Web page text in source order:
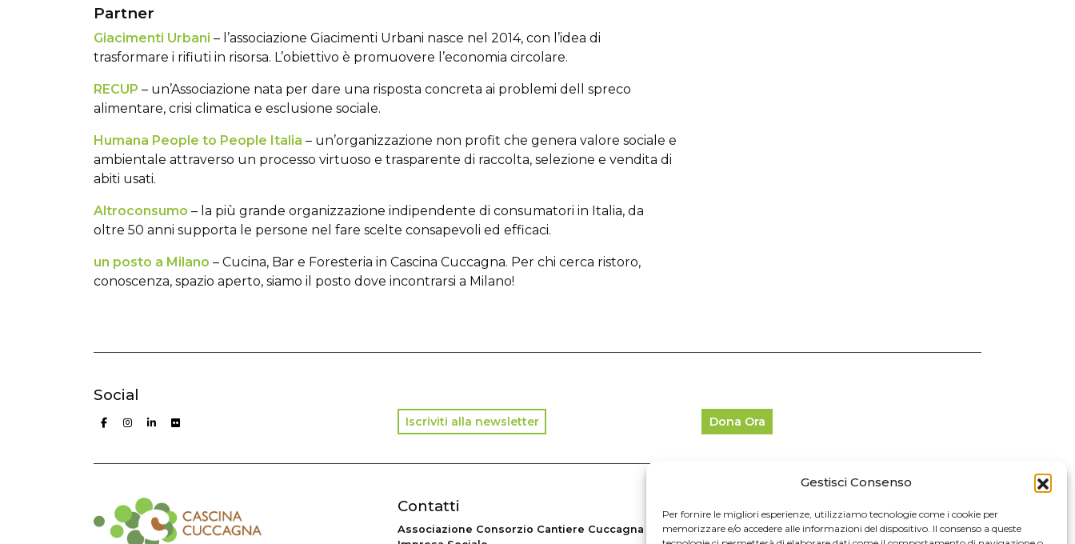
Gestisci Consenso
Per fornire le migliori esperienze, utilizziamo tecnologie come i cookie per
memorizzare e/o accedere alle informazioni del dispositivo. Il consenso a queste
Partner
Giacimenti Urbani – l’associazione Giacimenti Urbani nasce nel 2014, con l’idea di
trasformare i rifiuti in risorsa. L’obiettivo è promuovere l’economia circolare.
RECUP – un’Associazione nata per dare una risposta concreta ai problemi dell spreco
alimentare, crisi climatica e esclusione sociale.
Humana People to People Italia – un’organizzazione non profit che genera valore sociale e
ambientale attraverso un processo virtuoso e trasparente di raccolta, selezione e vendita di
abiti usati.
Altroconsumo – la più grande organizzazione indipendente di consumatori in Italia, da
oltre 50 anni supporta le persone nel fare scelte consapevoli ed efficaci.
un posto a Milano – Cucina, Bar e Foresteria in Cascina Cuccagna. Per chi cerca ristoro,
conoscenza, spazio aperto, siamo il posto dove incontrarsi a Milano!
Social
Iscriviti alla newsletter Dona Ora
Contatti
Associazione Consorzio Cantiere Cuccagna
© 2024 Cascina Cuccagna. Tutti i diritti riservati.